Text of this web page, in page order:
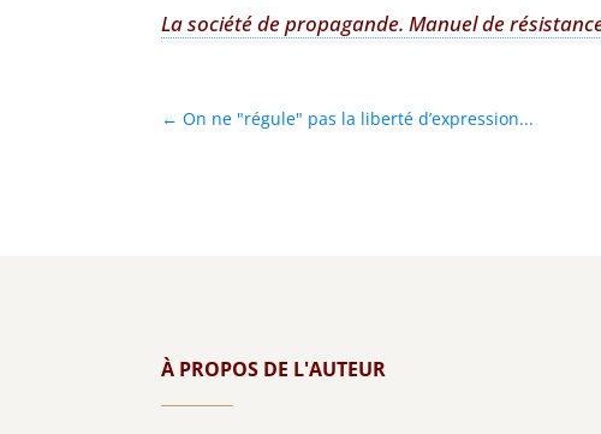
La socié­té de pro­pa­gande.Manuel de
←On ne "régule" pas la liberté d’expression...
À PROPOS DE L'AUTEUR